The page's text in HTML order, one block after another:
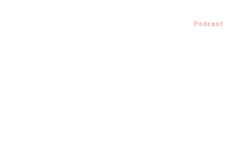
Podcast